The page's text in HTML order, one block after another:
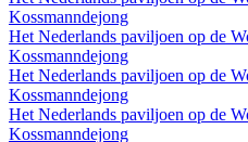
Kossmanndejong
Het Nederlands paviljoen op de
Kossmanndejong
Het Nederlands paviljoen op de
Kossmanndejong
Het Nederlands paviljoen op de
Kossmanndejong